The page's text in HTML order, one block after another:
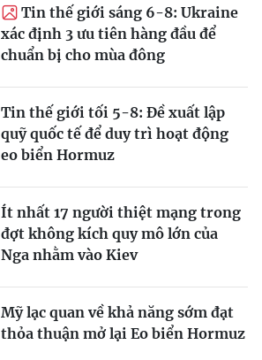
Tin thế giới sáng 6-8: Ukraine
xác định 3 ưu tiên hàng đầu để
chuẩn bị cho mùa đông
Tin thế giới tối 5-8: Đề xuất lập
quỹ quốc tế để duy trì hoạt động
eo biển Hormuz
Ít nhất 17 người thiệt mạng trong
đợt không kích quy mô lớn của
Nga nhằm vào Kiev
Mỹ lạc quan về khả năng sớm đạt
thỏa thuận mở lại Eo biển Hormuz